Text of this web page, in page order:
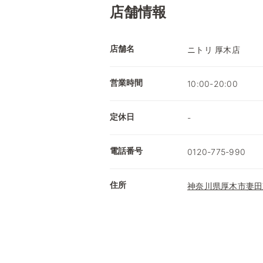
店舗情報
店舗名 ニトリ 厚木店
営業時間 10:00-20:00
定休日 -
電話番号 0120-775-990
住所 神奈川県厚木市妻